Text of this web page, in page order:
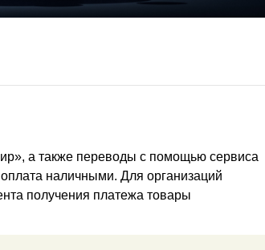
а также переводы с помощью сервиса
наличными. Для организаций
получения платежа товары